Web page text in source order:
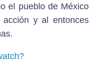
el pueblo de México
y al entonces